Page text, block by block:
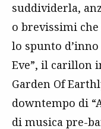
suddividerla,
o brevissimi
lo spunto
Eve”, il carillon
Garden Of
downtempo di
di musica pre-